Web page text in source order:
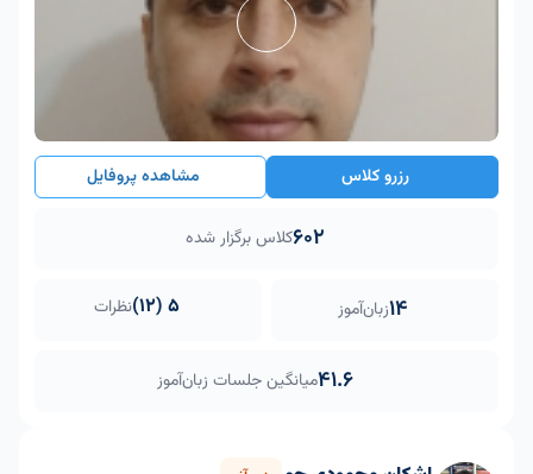
رزرو کلاس مشاهده پروفایل
602کلاس برگزار شده
14زبان‌آموز 5 (12) نظرات
41.6میانگین جلسات زبان‌آموز